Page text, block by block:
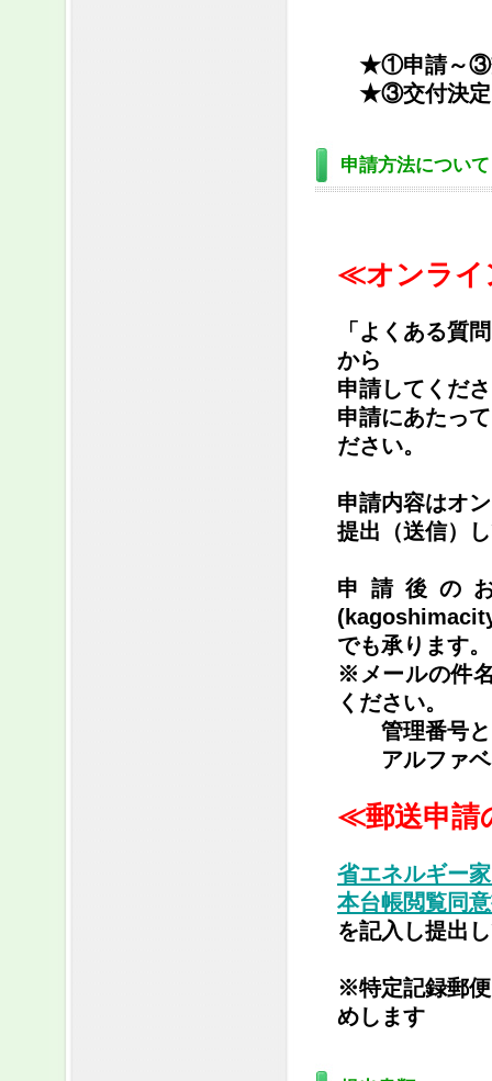
★①申請～③交
★③交付決定
申請方法について
≪オンライ
「よくある質
から
申請してくだ
申請にあたっ
ださい。
申請内容はオ
提出（送信）
申請後の
でも承ります。
※メールの件
ください。
管理番号と
アルファベ
≪郵送申請
省エネルギー
本台帳閲覧同
を記入し提出
※特定記録郵
めします